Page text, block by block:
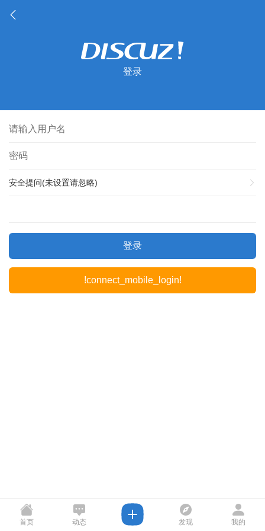
登录
安全提问(未设置请忽略)
登录
!connect_mobile_login!
首页 动态 发现 我的